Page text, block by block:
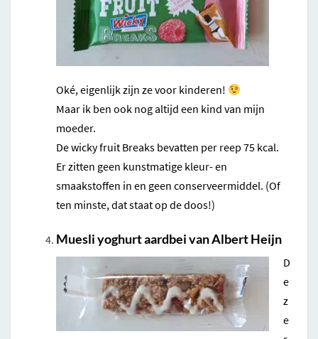
Oké, eigenlijk zijn ze voor kinderen!
Maar ik ben ook nog altijd een kind van mijn
moeder.
De wicky fruit Breaks bevatten per reep 75 kcal.
Er zitten geen kunstmatige kleur- en
smaakstoffen in en geen conserveermiddel. (Of
ten minste, dat staat op de doos!)
Muesli yoghurt aardbei van Albert Heijn
D
e
z
e